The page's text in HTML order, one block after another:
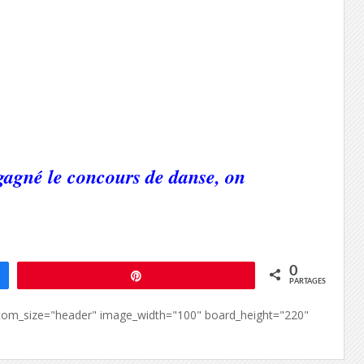
le concours de danse, on
0
PARTAGES
image_width="100" board_height="220"